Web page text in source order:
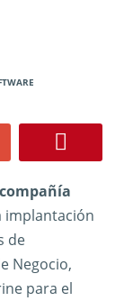
compañía
implantación
de
Negocio,
para el